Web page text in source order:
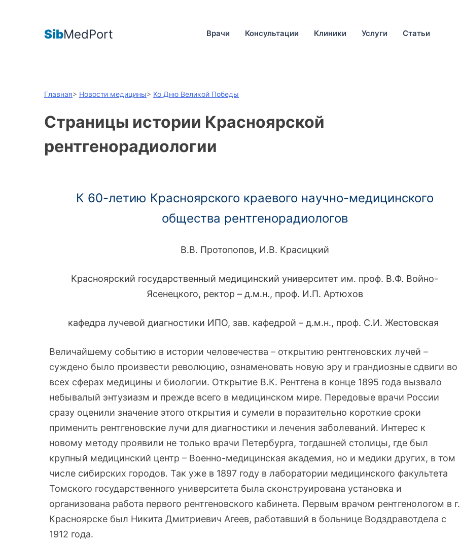
SibMedPort Врачи Консультации Клиники Услуги Статьи
Главная> Новости медицины> Ко Дню Великой Победы
Страницы истории Красноярской
рентгенорадиологии
К 60-летию Красноярского краевого научно-медицинского
общества рентгенорадиологов
В.В. Протопопов, И.В. Красицкий
Красноярский государственный медицинский университет им. проф. В.Ф. Войно-
Ясенецкого, ректор – д.м.н., проф. И.П. Артюхов
кафедра лучевой диагностики ИПО, зав. кафедрой – д.м.н., проф. С.И. Жестовская
Величайшему событию в истории человечества – открытию рентгеновских лучей –
суждено было произвести революцию, ознаменовать новую эру и грандиозные сдвиги во
всех сферах медицины и биологии. Открытие В.К. Рентгена в конце 1895 года вызвало
небывалый энтузиазм и прежде всего в медицинском мире. Передовые врачи России
сразу оценили значение этого открытия и сумели в поразительно короткие сроки
применить рентгеновские лучи для диагностики и лечения заболеваний. Интерес к
новому методу проявили не только врачи Петербурга, тогдашней столицы, где был
крупный медицинский центр – Военно-медицинская академия, но и медики других, в том
числе сибирских городов. Так уже в 1897 году в лаборатории медицинского факультета
Томского государственного университета была сконструирована установка и
организована работа первого рентгеновского кабинета. Первым врачом рентгенологом в г.
Красноярске был Никита Дмитриевич Агеев, работавший в больнице Водздравотдела с
1912 года.